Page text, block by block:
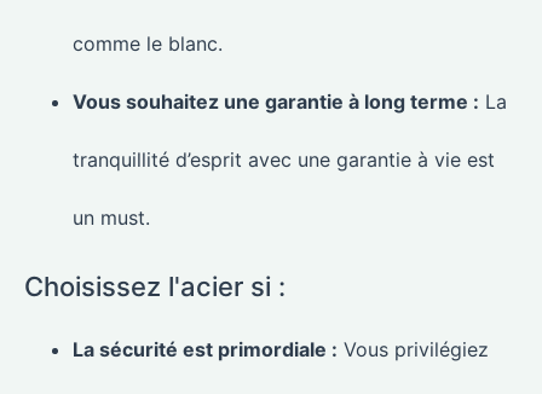
comme le blanc.
Vous souhaitez une garantie à long terme : La
tranquillité d’esprit avec une garantie à vie est
un must.
Choisissez l'acier si :
La sécurité est primordiale : Vous privilégiez